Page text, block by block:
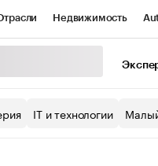
Недвижимость
IT и технологии